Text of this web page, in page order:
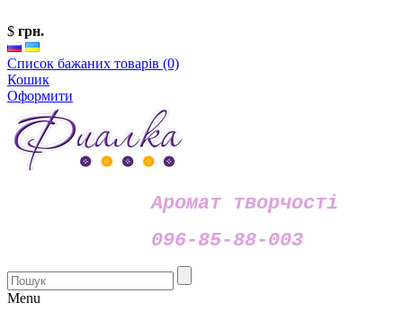
$ грн.
Список бажаних товарів (0)
Кошик
Оформити
Аромат творчості
096-85-88-003
Menu